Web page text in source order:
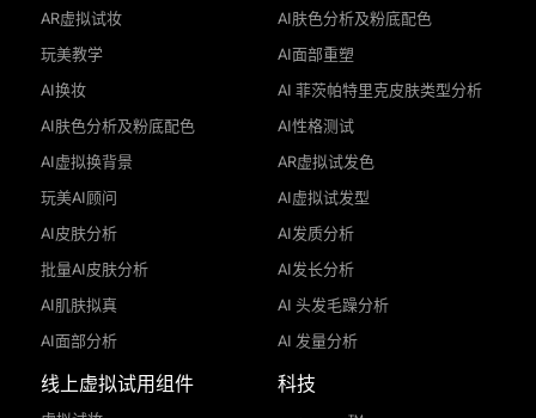
AR虚拟试妆
玩美教学
AI换妆
AI肤色分析及粉底配色
AI虚拟换背景
玩美AI顾问
AI皮肤分析
批量AI皮肤分析
AI肌肤拟真
AI面部分析
AI肤色分析及粉底配色
AI面部重塑
AI 菲茨帕特里克皮肤类型分析
AI性格测试
AR虚拟试发色
AI虚拟试发型
AI发质分析
AI发长分析
AI 头发毛躁分析
AI 发量分析
线上虚拟试用组件 科技